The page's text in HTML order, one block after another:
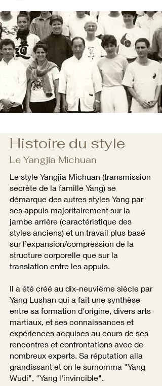
Histoire du style
Le Yangjia Michuan
Le style Yangjia Michuan (transmission
secrète de la famille Yang) se
démarque des autres styles Yang par
ses appuis majoritairement sur la
jambe arrière (caractéristique des
styles anciens) et un travail plus basé
sur l’expansion/compression de la
structure corporelle que sur la
translation entre les appuis.
Il a été créé au dix-neuvième siècle par
Yang Lushan qui a fait une synthèse
entre sa formation d'origine, divers arts
martiaux, et ses connaissances et
expériences acquises au cours de ses
rencontres et confrontations avec de
nombreux experts. Sa réputation alla
grandissant et on le surnomma "Yang
Wudi", "Yang l'invincible".